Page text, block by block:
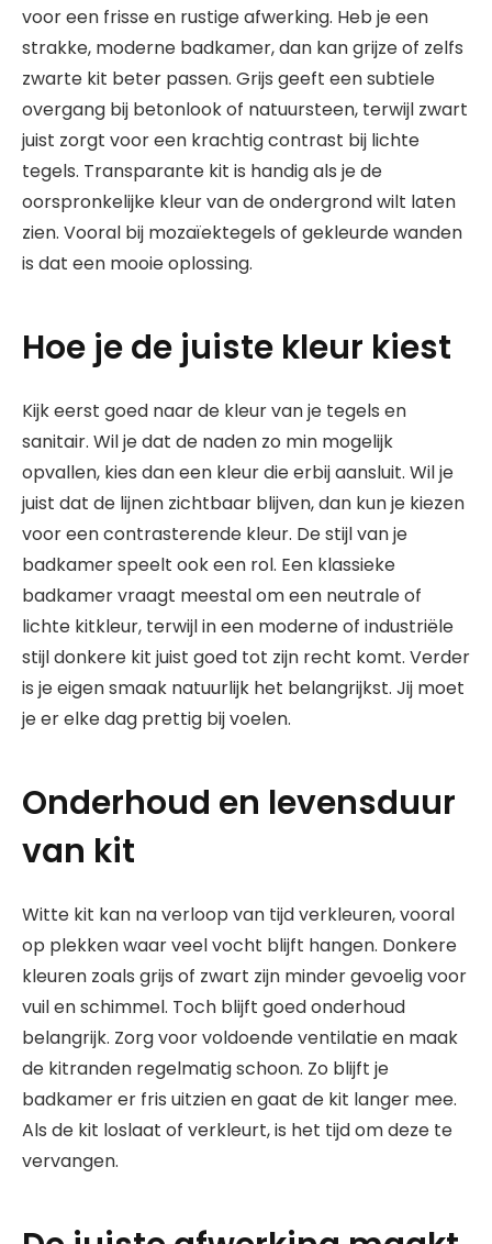
voor een frisse en rustige afwerking. Heb je een
strakke, moderne badkamer, dan kan grijze of zelfs
zwarte kit beter passen. Grijs geeft een subtiele
overgang bij betonlook of natuursteen, terwijl zwart
juist zorgt voor een krachtig contrast bij lichte
tegels. Transparante kit is handig als je de
oorspronkelijke kleur van de ondergrond wilt laten
zien. Vooral bij mozaïektegels of gekleurde wanden
is dat een mooie oplossing.
Hoe je de juiste kleur kiest
Kijk eerst goed naar de kleur van je tegels en
sanitair. Wil je dat de naden zo min mogelijk
opvallen, kies dan een kleur die erbij aansluit. Wil je
juist dat de lijnen zichtbaar blijven, dan kun je kiezen
voor een contrasterende kleur. De stijl van je
badkamer speelt ook een rol. Een klassieke
badkamer vraagt meestal om een neutrale of
lichte kitkleur, terwijl in een moderne of industriële
stijl donkere kit juist goed tot zijn recht komt. Verder
is je eigen smaak natuurlijk het belangrijkst. Jij moet
je er elke dag prettig bij voelen.
Onderhoud en levensduur
van kit
Witte kit kan na verloop van tijd verkleuren, vooral
op plekken waar veel vocht blijft hangen. Donkere
kleuren zoals grijs of zwart zijn minder gevoelig voor
vuil en schimmel. Toch blijft goed onderhoud
belangrijk. Zorg voor voldoende ventilatie en maak
de kitranden regelmatig schoon. Zo blijft je
badkamer er fris uitzien en gaat de kit langer mee.
Als de kit loslaat of verkleurt, is het tijd om deze te
vervangen.